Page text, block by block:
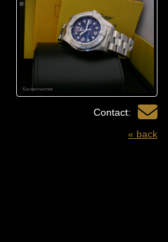
Contact:
« back